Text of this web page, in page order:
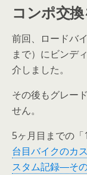
コンポ交
前回、ロードバ
まで）にビンデ
介しました。
その後もグレー
せん。
5ヶ月目までの
台目バイクのカ
スタム記録―そ